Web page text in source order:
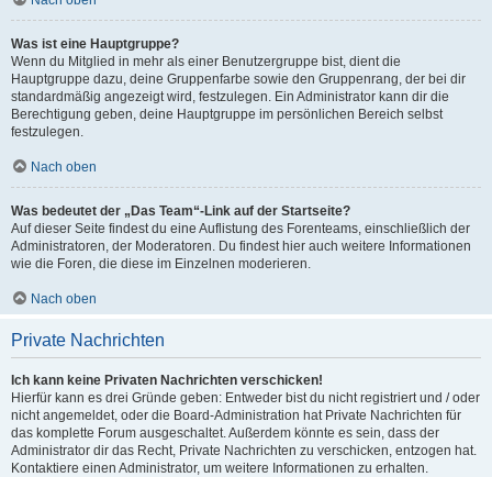
Was ist eine Hauptgruppe?
Wenn du Mitglied in mehr als einer Benutzergruppe bist, dient die
Hauptgruppe dazu, deine Gruppenfarbe sowie den Gruppenrang, der bei dir
standardmäßig angezeigt wird, festzulegen. Ein Administrator kann dir die
Berechtigung geben, deine Hauptgruppe im persönlichen Bereich selbst
festzulegen.
Nach oben
Was bedeutet der „Das Team“-Link auf der Startseite?
Auf dieser Seite findest du eine Auflistung des Forenteams, einschließlich der
Administratoren, der Moderatoren. Du findest hier auch weitere Informationen
wie die Foren, die diese im Einzelnen moderieren.
Nach oben
Private Nachrichten
Ich kann keine Privaten Nachrichten verschicken!
Hierfür kann es drei Gründe geben: Entweder bist du nicht registriert und / oder
nicht angemeldet, oder die Board-Administration hat Private Nachrichten für
das komplette Forum ausgeschaltet. Außerdem könnte es sein, dass der
Administrator dir das Recht, Private Nachrichten zu verschicken, entzogen hat.
Kontaktiere einen Administrator, um weitere Informationen zu erhalten.